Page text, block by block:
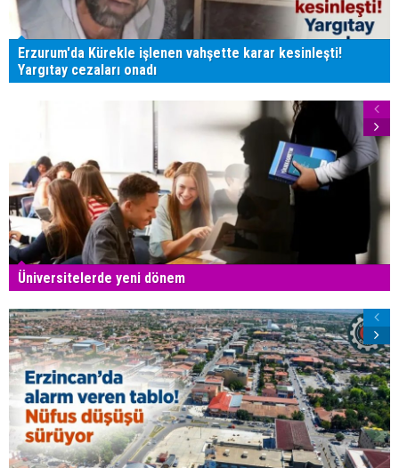
Erzurum'da Kürekle işlenen vahşette karar kesinleşti!
Yargıtay cezaları onadı
Üniversitelerde yeni dönem